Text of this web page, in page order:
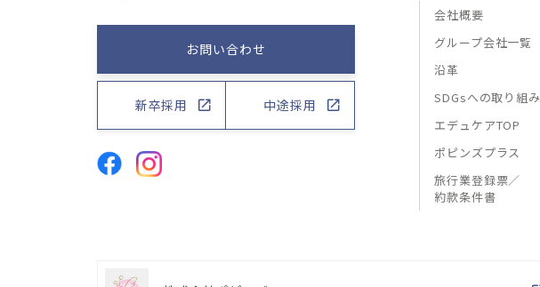
お問い合わせ
新卒採用 中途採用
会社概要
グループ会社一覧
沿革
SDGsへの取り組み
エデュケアTOP
ポピンズプラス
旅行業登録票／
約款条件書